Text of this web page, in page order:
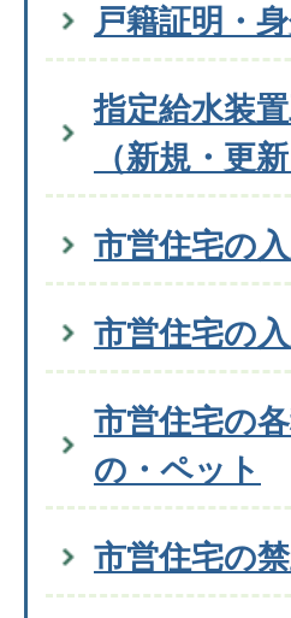
戸籍証明・
指定給水装
（新規・更新
市営住宅の
市営住宅の
市営住宅の
の・ペット
市営住宅の